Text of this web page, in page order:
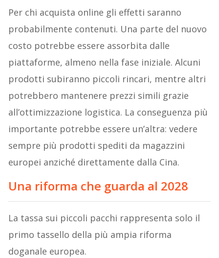
Per chi acquista online gli effetti saranno
probabilmente contenuti. Una parte del nuovo
costo potrebbe essere assorbita dalle
piattaforme, almeno nella fase iniziale. Alcuni
prodotti subiranno piccoli rincari, mentre altri
potrebbero mantenere prezzi simili grazie
all’ottimizzazione logistica. La conseguenza più
importante potrebbe essere un’altra: vedere
sempre più prodotti spediti da magazzini
europei anziché direttamente dalla Cina.
Una riforma che guarda al 2028
La tassa sui piccoli pacchi rappresenta solo il
primo tassello della più ampia riforma
doganale europea.